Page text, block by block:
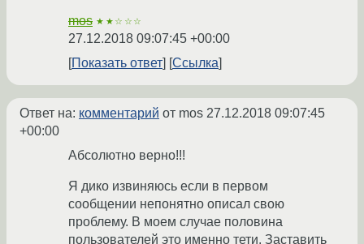
mos ★★☆☆☆
27.12.2018 09:07:45 +00:00
Показать ответ
Ссылка
Ответ на: комментарий от mos 27.12.2018 09:07:45
+00:00
Абсолютно верно!!!
Я дико извиняюсь если в первом
сообщении непонятно описал свою
проблему. В моем случае половина
пользователей это именно тети. Заставить